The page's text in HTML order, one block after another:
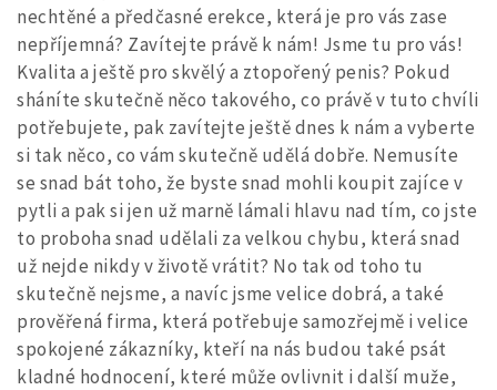
nechtěné a předčasné erekce, která je pro vás zase
nepříjemná? Zavítejte právě k nám! Jsme tu pro vás!
Kvalita a ještě pro skvělý a ztopořený penis? Pokud
sháníte skutečně něco takového, co právě v tuto chvíli
potřebujete, pak zavítejte ještě dnes k nám a vyberte
si tak něco, co vám skutečně udělá dobře. Nemusíte
se snad bát toho, že byste snad mohli koupit zajíce v
pytli a pak si jen už marně lámali hlavu nad tím, co jste
to proboha snad udělali za velkou chybu, která snad
už nejde nikdy v životě vrátit? No tak od toho tu
skutečně nejsme, a navíc jsme velice dobrá, a také
prověřená firma, která potřebuje samozřejmě i velice
spokojené zákazníky, kteří na nás budou také psát
kladné hodnocení, které může ovlivnit i další muže,